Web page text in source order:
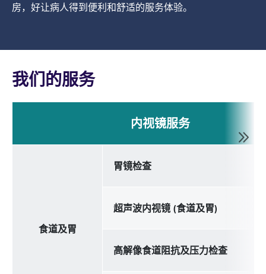
房，好让病人得到便利和舒适的服务体验。
我们的服务
内视镜服务
食道及胃
胃镜检查
超声波内视镜 (食道及胃)
高解像食道阻抗及压力检查